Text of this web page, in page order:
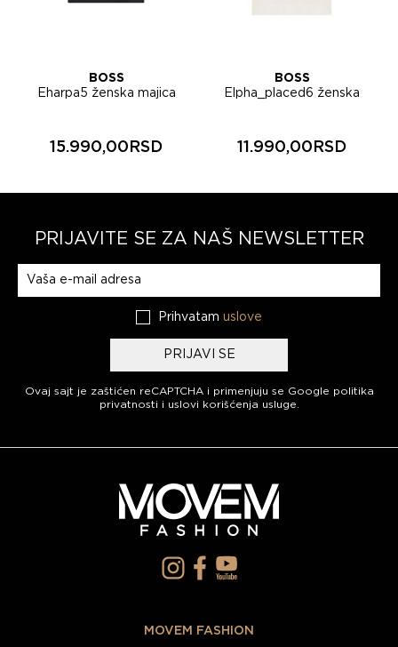
BOSS
Eharpa5 ženska majica
15.990,00RSD
BOSS
Elpha_placed6 ženska
11.990,00RSD
PRIJAVITE SE ZA NAŠ NEWSLETTER
Prihvatam uslove
PRIJAVI SE
Ovaj sajt je zaštićen reCAPTCHA i primenjuju se Google politika
privatnosti i uslovi korišćenja usluge
MOVEM FASHION